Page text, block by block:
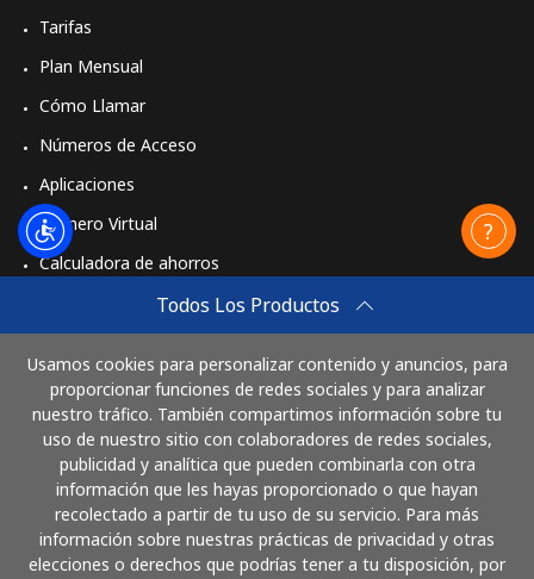
Todos Los Productos
Usamos cookies para personalizar contenido y anuncios, para
proporcionar funciones de redes sociales y para analizar
nuestro tráfico. También compartimos información sobre tu
uso de nuestro sitio con colaboradores de redes sociales,
publicidad y analítica que pueden combinarla con otra
información que les hayas proporcionado o que hayan
recolectado a partir de tu uso de su servicio. Para más
información sobre nuestras prácticas de privacidad y otras
elecciones o derechos que podrías tener a tu disposición, por
Tarifas
Plan Mensual
Cómo Llamar
Números de Acceso
Aplicaciones
Número Virtual
Calculadora de ahorros
Comprar
Cómo funciona
Paga con